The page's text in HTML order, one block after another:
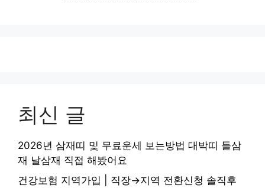
최신 글
2026년 삼재띠 및 무료운세 보는방법 대박띠 들삼
재 날삼재 직접 해봤어요
건강보험 지역가입 | 직장→지역 전환신청 솔직후